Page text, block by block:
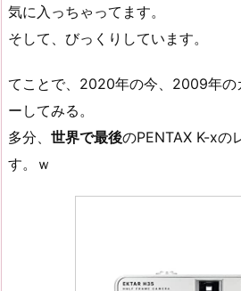
気に入っちゃってます。
そして、びっくりしています。
てことで、2020年の今、2009年の
ーしてみる。
多分、 世界で最後のPENTAX K-xの
す。ｗ